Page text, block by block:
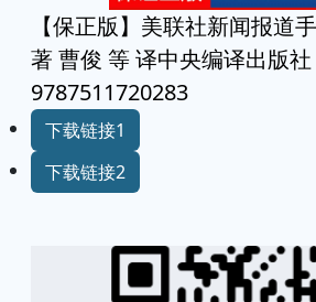
【保正版】美联社新闻报道
著 曹俊 等 译中央编译出版社
9787511720283
下载链接1
下载链接2